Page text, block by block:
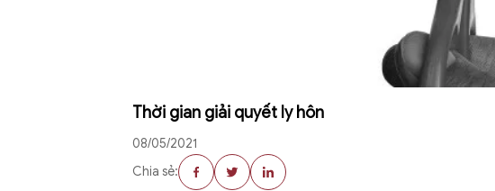
Thời gian giải quyết ly hôn
08/05/2021
Chia sẻ: